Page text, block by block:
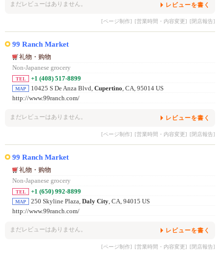
まだレビューはありません。 レビューを書く
[ページ制作] [営業時間・内容変更] [閉店報告]
99 Ranch Market
礼物・购物
Non-Japanese grocery
TEL +1 (408) 517-8899
MAP 10425 S De Anza Blvd, Cupertino, CA, 95014 US
http://www.99ranch.com/
まだレビューはありません。 レビューを書く
[ページ制作] [営業時間・内容変更] [閉店報告]
99 Ranch Market
礼物・购物
Non-Japanese grocery
TEL +1 (650) 992-8899
MAP 250 Skyline Plaza, Daly City , CA, 94015 US
http://www.99ranch.com/
まだレビューはありません。 レビューを書く
[ページ制作] [営業時間・内容変更] [閉店報告]